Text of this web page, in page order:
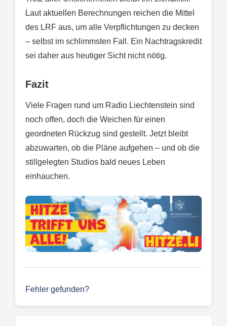
Laut aktuellen Berechnungen reichen die Mittel
des LRF aus, um alle Verpflichtungen zu decken
– selbst im schlimmsten Fall. Ein Nachtragskredit
sei daher aus heutiger Sicht nicht nötig.
Fazit
Viele Fragen rund um Radio Liechtenstein sind
noch offen, doch die Weichen für einen
geordneten Rückzug sind gestellt. Jetzt bleibt
abzuwarten, ob die Pläne aufgehen – und ob die
stillgelegten Studios bald neues Leben
einhauchen.
Fehler gefunden?